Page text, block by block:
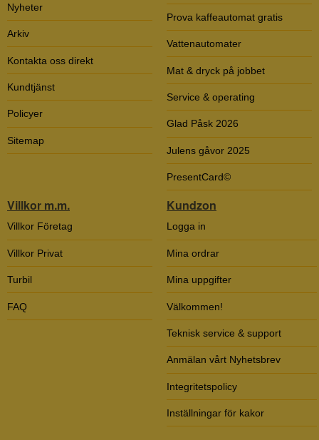
Nyheter
Arkiv
Kontakta oss direkt
Kundtjänst
Policyer
Sitemap
Prova kaffeautomat gratis
Vattenautomater
Mat & dryck på jobbet
Service & operating
Glad Påsk 2026
Julens gåvor 2025
PresentCard©
Villkor m.m.
Villkor Företag
Villkor Privat
Turbil
FAQ
Kundzon
Logga in
Mina ordrar
Mina uppgifter
Välkommen!
Teknisk service & support
Anmälan vårt Nyhetsbrev
Integritetspolicy
Inställningar för kakor